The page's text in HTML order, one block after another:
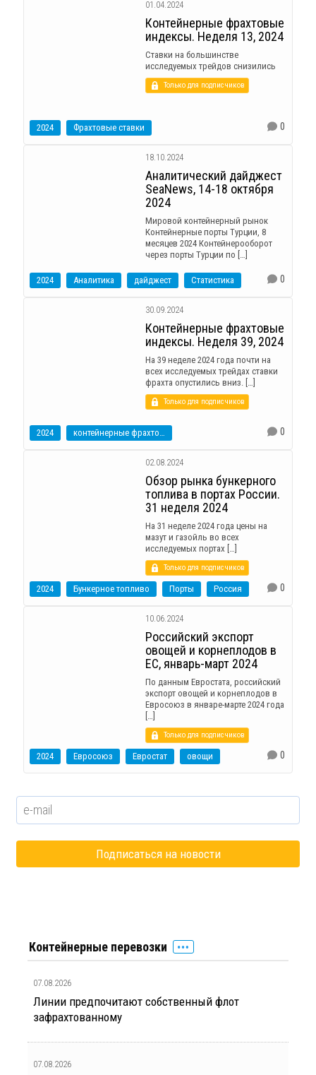
01.04.2024
Контейнерные фрахтовые
индексы. Неделя 13, 2024
Ставки на большинстве
исследуемых трейдов снизились
Только для подписчиков
2024 Фрахтовые ставки 0
18.10.2024
Аналитический дайджест
SeaNews, 14-18 октября
2024
Мировой контейнерный рынок
Контейнерные порты Турции, 8
месяцев 2024 Контейнерооборот
через порты Турции по […]
2024 Аналитика дайджест Статистика 0
30.09.2024
Контейнерные фрахтовые
индексы. Неделя 39, 2024
На 39 неделе 2024 года почти на
всех исследуемых трейдах ставки
фрахта опустились вниз. […]
Только для подписчиков
2024 контейнерные фрахтовые индексы 0
02.08.2024
Обзор рынка бункерного
топлива в портах России.
31 неделя 2024
На 31 неделе 2024 года цены на
мазут и газойль во всех
исследуемых портах […]
Только для подписчиков
2024 Бункерное топливо Порты Россия 0
10.06.2024
Российский экспорт
овощей и корнеплодов в
ЕС, январь-март 2024
По данным Евростата, российский
экспорт овощей и корнеплодов в
Евросоюз в январе-марте 2024 года
[…]
Только для подписчиков
2024 Евросоюз Евростат овощи 0
Контейнерные перевозки
07.08.2026
Линии предпочитают собственный флот
зафрахтованному
07.08.2026